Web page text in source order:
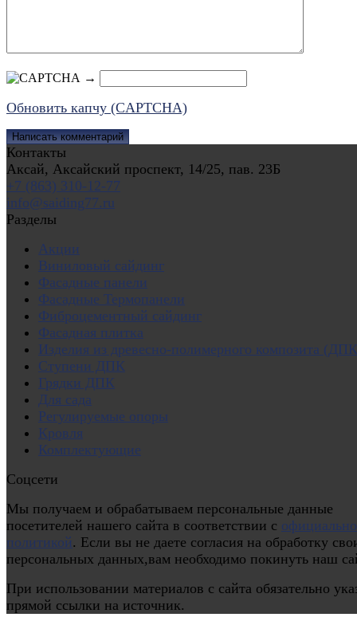
→
Обновить капчу (CAPTCHA)
Контакты
Аксай, Аксайский проспект, 14/25, пав. 23Б
+7 (863) 310-12-77
info@saiding77.ru
Разделы
Акции
Виниловый сайдинг
Фасадные панели
Фасадные Термопанели
Фиброцементный сайдинг
Фасадная плитка
Изделия из древесно-полимерного композита
Ступени ДПК
Грядки ДПК
Для сада
Регулируемые опоры
Кровля
Комплектующие
Соцсети
Мы получаем и обрабатываем персональные данные
посетителей нашего сайта в соответствии с
политикой. Если вы не даете согласия на обработку
персональных данных,вам необходимо покинуть наш
При использовании материалов с сайта обязательно
прямой ссылки на источник.